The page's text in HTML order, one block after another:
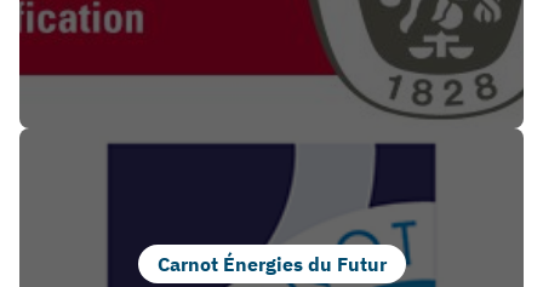
Carnot Énergies du Futur